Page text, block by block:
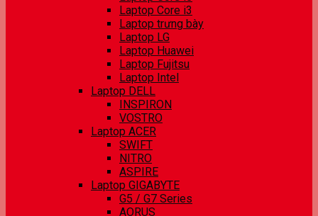
Laptop Core i3
Laptop trưng bày
Laptop LG
Laptop Huawei
Laptop Fujitsu
Laptop Intel
Laptop DELL
INSPIRON
VOSTRO
Laptop ACER
SWIFT
NITRO
ASPIRE
Laptop GIGABYTE
G5 / G7 Series
AORUS